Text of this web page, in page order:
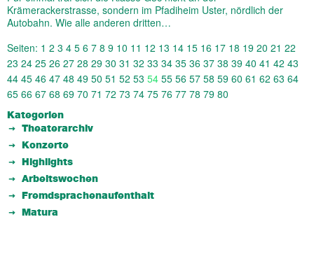
Krämerackerstrasse, sondern im Pfadiheim Uster, nördlich der
Autobahn. Wie alle anderen dritten…
Seiten: 1 2 3 4 5 6 7 8 9 10 11 12 13 14 15 16 17 18 19 20 21 22
23 24 25 26 27 28 29 30 31 32 33 34 35 36 37 38 39 40 41 42 43
44 45 46 47 48 49 50 51 52 53 54 55 56 57 58 59 60 61 62 63 64
65 66 67 68 69 70 71 72 73 74 75 76 77 78 79 80
Kategorien
Theaterarchiv
Konzerte
Highlights
Arbeitswochen
Fremdsprachenaufenthalt
Matura